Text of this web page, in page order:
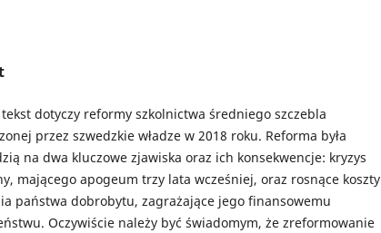
dotyczy reformy szkolnictwa średniego szczebla
przez szwedzkie władze w 2018 roku. Reforma była
na dwa kluczowe zjawiska oraz ich konsekwencje: kryzys
mającego apogeum trzy lata wcześniej, oraz rosnące koszty
państwa dobrobytu, zagrażające jego finansowemu
Oczywiście należy być świadomym, że zreformowanie